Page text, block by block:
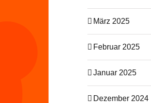
März 2025
Februar 2025
Januar 2025
Dezember 2024